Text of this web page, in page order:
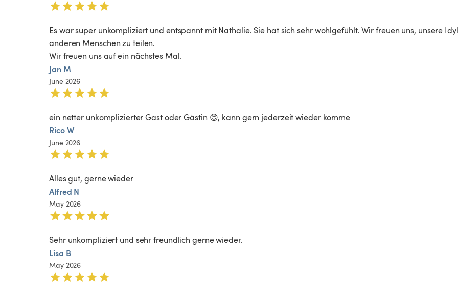
Es war super unkompliziert und entspannt mit Nathalie. Sie hat sich sehr wohlgefühlt. Wir freuen uns, unsere
anderen Menschen zu teilen.
Wir freuen uns auf ein nächstes Mal.
Jan M
June 2026
ein netter unkomplizierter Gast oder Gästin 😊, kann gern jederzeit wieder komme
Rico W
June 2026
Alles gut, gerne wieder
Alfred N
May 2026
Sehr unkompliziert und sehr freundlich gerne wieder.
Lisa B
May 2026